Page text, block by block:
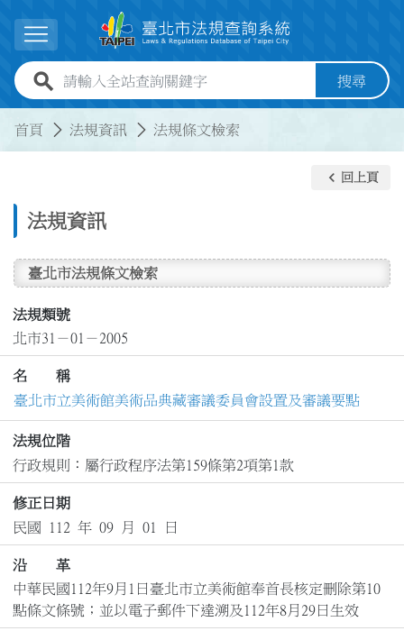
展開選單
全站查詢關鍵字欄位 搜尋
首頁 法規資訊 法規條文檢索
法規資訊
keyboard_arrow_left 回上頁
臺北市法規條文檢索
法規類號
北市31－01－2005
名 稱
臺北市立美術館美術品典藏審議委員會設置及審議要點
法規位階
行政規則：屬行政程序法第159條第2項第1款
修正日期
民國 112 年 09 月 01 日
沿 革
中華民國112年9月1日臺北市立美術館奉首長核定刪除第10
點條文條號；並以電子郵件下達溯及112年8月29日生效